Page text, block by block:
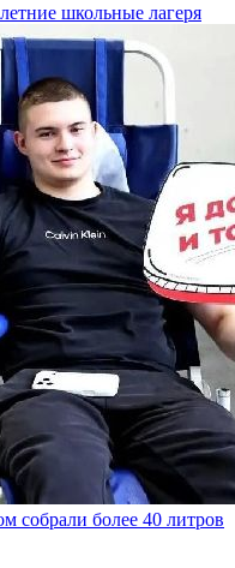
школьные лагеря
собрали более 40 литров